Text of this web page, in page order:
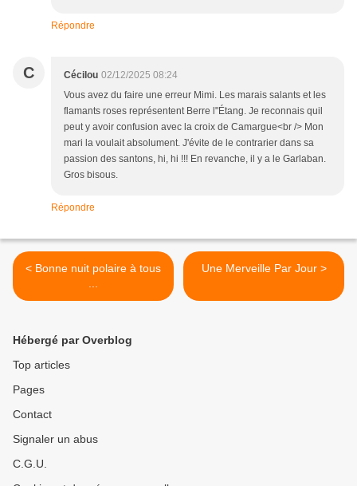
Répondre
C Cécilou 02/12/2025 08:24
Vous avez du faire une erreur Mimi. Les marais salants et les
flamants roses représentent Berre l"Étang. Je reconnais quil
peut y avoir confusion avec la croix de Camargue<br /> Mon
mari la voulait absolument. J'évite de le contrarier dans sa
passion des santons, hi, hi !!! En revanche, il y a le Garlaban.
Gros bisous.
Répondre
< Bonne nuit polaire à tous
Une Merveille Par Jour >
Hébergé par Overblog
Top articles
Pages
Contact
Signaler un abus
C.G.U.